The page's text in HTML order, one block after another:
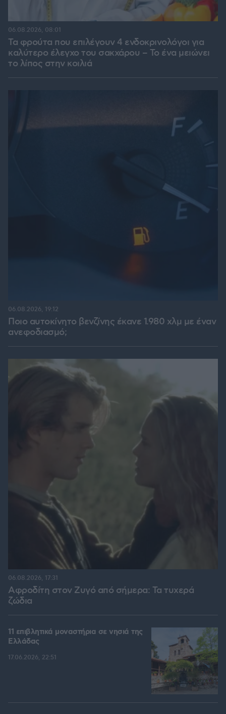
Τα φρούτα που επιλέγουν 4 ενδοκρινολόγοι για
καλύτερο έλεγχο του σακχάρου – Το ένα μειώνει
το λίπος στην κοιλιά
06.08.2026, 08:01
Ποιο αυτοκίνητο βενζίνης έκανε 1.980 χλμ με έναν
ανεφοδιασμό;
06.08.2026, 19:12
Αφροδίτη στον Ζυγό από σήμερα: Τα τυχερά
ζώδια
06.08.2026, 17:31
11 επιβλητικά μοναστήρια σε νησιά της
Ελλάδας
17.06.2026, 22:51